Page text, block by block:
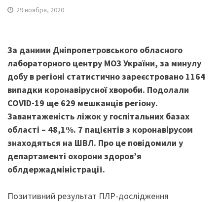
29 ноября, 2020
За даними Дніпропетровського обласного
лабораторного центру МОЗ України, за минулу
добу в регіоні статистично зареєстровано 1164
випадки коронавірусної хвороби. Подолали
COVID-19 ще 629 мешканців регіону.
Завантаженість ліжок у госпітальних базах
області – 48,1%. 7 пацієнтів з коронавірусом
знаходяться на ШВЛ. Про це повідомили у
департаменті охорони здоров’я
облдержадміністрації.
Позитивний результат ПЛР-дослідження